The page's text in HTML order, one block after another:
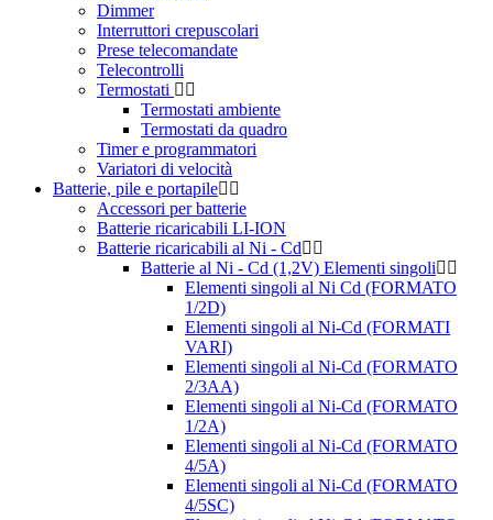
Dimmer
Interruttori crepuscolari
Prese telecomandate
Telecontrolli
Termostati
Termostati ambiente
Termostati da quadro
Timer e programmatori
Variatori di velocità
Batterie, pile e portapile
Accessori per batterie
Batterie ricaricabili LI-ION
Batterie ricaricabili al Ni - Cd
Batterie al Ni - Cd (1,2V) Elementi singoli
Elementi singoli al Ni Cd (FORMATO
1/2D)
Elementi singoli al Ni-Cd (FORMATI
VARI)
Elementi singoli al Ni-Cd (FORMATO
2/3AA)
Elementi singoli al Ni-Cd (FORMATO
1/2A)
Elementi singoli al Ni-Cd (FORMATO
4/5A)
Elementi singoli al Ni-Cd (FORMATO
4/5SC)